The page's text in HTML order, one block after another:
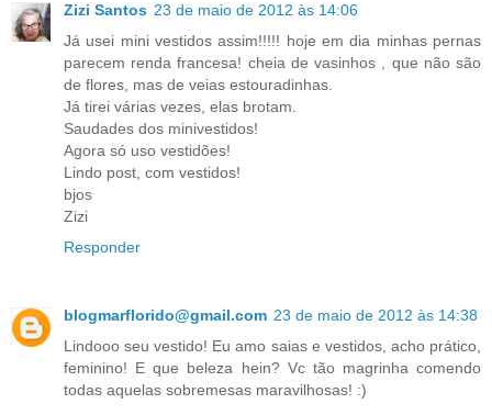
Zizi Santos 23 de maio de 2012 às 14:06
Já usei mini vestidos assim!!!!! hoje em dia minhas pernas
parecem renda francesa! cheia de vasinhos , que não são
de flores, mas de veias estouradinhas.
Já tirei várias vezes, elas brotam.
Saudades dos minivestidos!
Agora só uso vestidões!
Lindo post, com vestidos!
bjos
Zizi
Responder
blogmarflorido@gmail.com 23 de maio de 2012 às 14:38
Lindooo seu vestido! Eu amo saias e vestidos, acho prático,
feminino! E que beleza hein? Vc tão magrinha comendo
todas aquelas sobremesas maravilhosas! :)